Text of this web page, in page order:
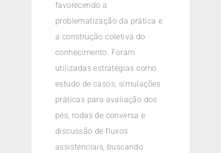
favorecendo a
problematização da prática e
a construção coletiva do
conhecimento. Foram
utilizadas estratégias como
estudo de casos, simulações
práticas para avaliação dos
pés, rodas de conversa e
discussão de fluxos
assistenciais, buscando